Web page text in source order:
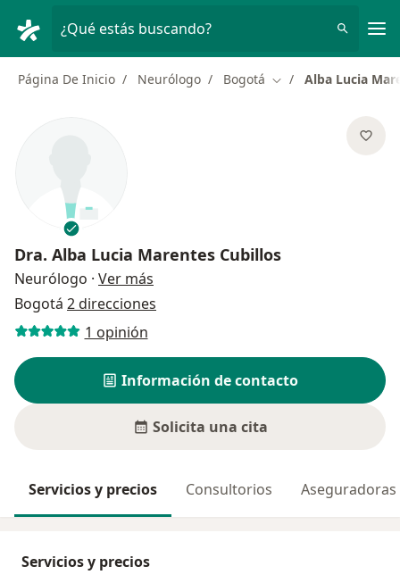
¿Qué estás buscando?
Página De Inicio Neurólogo Bogotá Cambiar de ciudad
Alba Lucia
Dra. Alba Lucia Marentes Cubillos
Neurólogo · Ver más
Bogotá 2 direcciones
1 opinión
Información de contacto
Solicita una cita
Servicios y precios Consultorios Aseguradoras
Servicios y precios